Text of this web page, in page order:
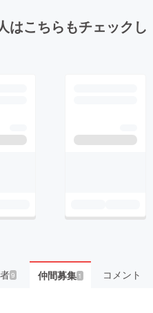
はこちらもチェックし
9 仲間募集 1 コメント